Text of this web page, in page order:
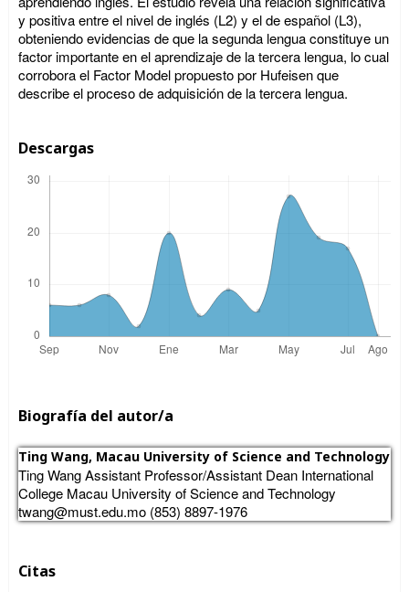
y positiva entre el nivel de inglés (L2) y el de español (L3),
obteniendo evidencias de que la segunda lengua constituye un
factor importante en el aprendizaje de la tercera lengua, lo cual
corrobora el Factor Model propuesto por Hufeisen que
describe el proceso de adquisición de la tercera lengua.
Descargas
Biografía del autor/a
Ting Wang, Macau University of Science and Technology
Ting Wang Assistant Professor/Assistant Dean International
College Macau University of Science and Technology
twang@must.edu.mo (853) 8897-1976
Citas